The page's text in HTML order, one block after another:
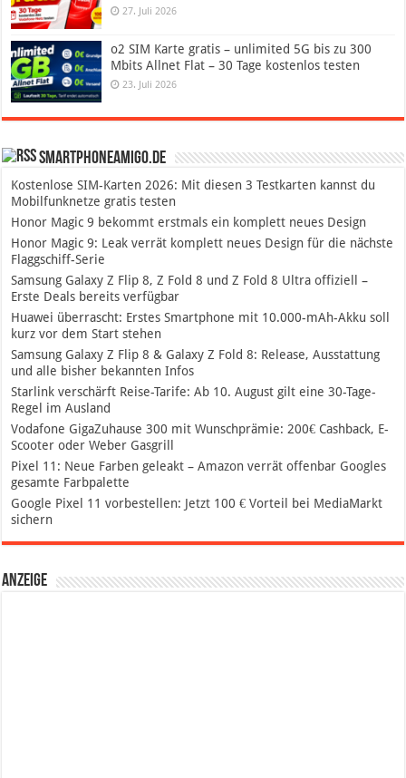
27. Juli 2026
o2 SIM Karte gratis – unlimited 5G bis zu 300
Mbits Allnet Flat – 30 Tage kostenlos testen
23. Juli 2026
SmartphoneAmigo.de
Kostenlose SIM-Karten 2026: Mit diesen 3 Testkarten kannst du
Mobilfunknetze gratis testen
Honor Magic 9 bekommt erstmals ein komplett neues Design
Honor Magic 9: Leak verrät komplett neues Design für die nächste
Flaggschiff-Serie
Samsung Galaxy Z Flip 8, Z Fold 8 und Z Fold 8 Ultra offiziell –
Erste Deals bereits verfügbar
Huawei überrascht: Erstes Smartphone mit 10.000-mAh-Akku soll
kurz vor dem Start stehen
Samsung Galaxy Z Flip 8 & Galaxy Z Fold 8: Release, Ausstattung
und alle bisher bekannten Infos
Starlink verschärft Reise-Tarife: Ab 10. August gilt eine 30-Tage-
Regel im Ausland
Vodafone GigaZuhause 300 mit Wunschprämie: 200€ Cashback, E-
Scooter oder Weber Gasgrill
Pixel 11: Neue Farben geleakt – Amazon verrät offenbar Googles
gesamte Farbpalette
Google Pixel 11 vorbestellen: Jetzt 100 € Vorteil bei MediaMarkt
sichern
Anzeige